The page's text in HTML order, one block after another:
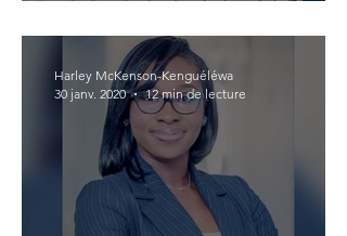
Harley McKenson-Kenguéléwa
30 janv. 2020
12 min de lecture